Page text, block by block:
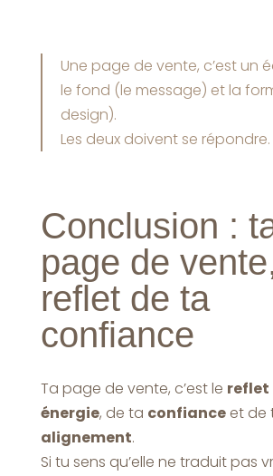
Une page de vente, c’est un
le fond (le message) et la
design).
Les deux doivent se répondre.
Conclusion :
page de
reflet de ta
confiance
Ta page de vente, c’est le reflet
énergie, de ta confianceet de
alignement.
Si tu sens qu’elle ne traduit pas